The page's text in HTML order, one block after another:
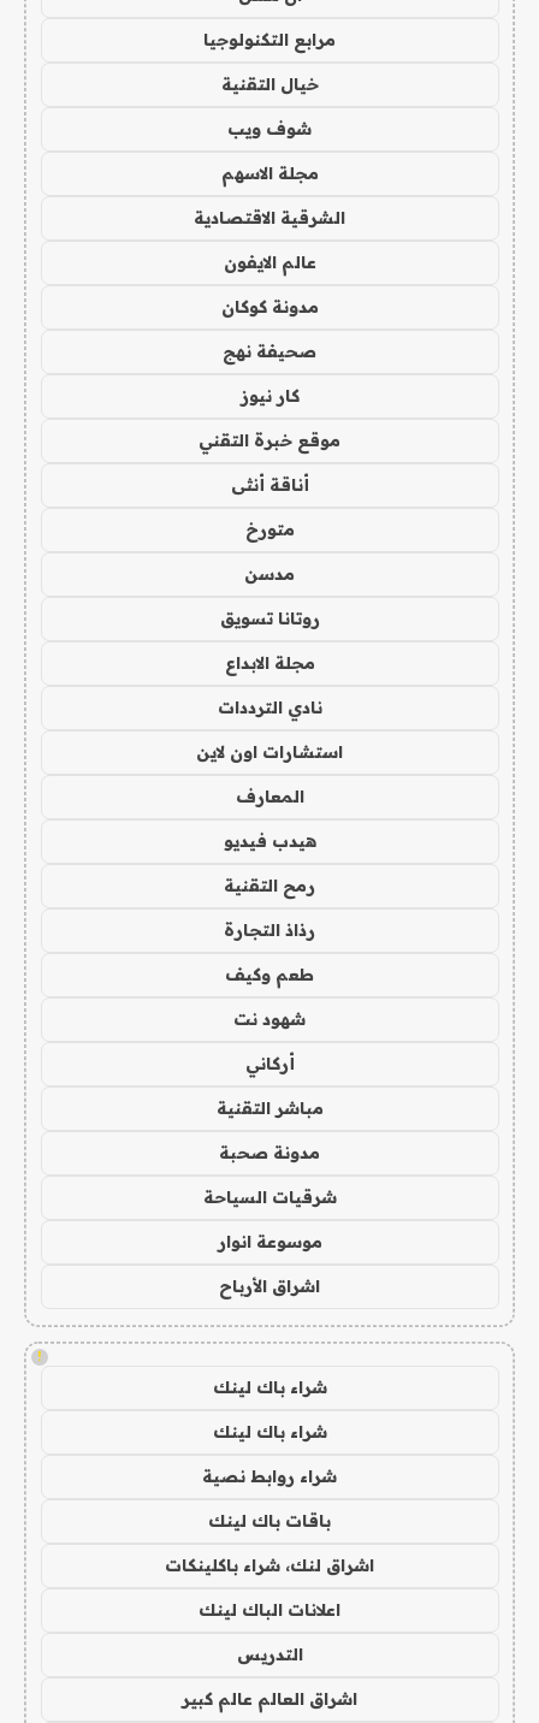
مرابع التكنولوجيا
خيال التقنية
شوف ويب
مجلة الاسهم
الشرقية الاقتصادية
عالم الايفون
مدونة كوكان
صحيفة نهج
كار نيوز
موقع خبرة التقني
أناقة أنثى
متورخ
مدسن
روتانا تسويق
مجلة الابداع
نادي الترددات
استشارات اون لاين
المعارف
هيدب فيديو
رمح التقنية
رذاذ التجارة
طعم وكيف
شهود نت
أركاني
مباشر التقنية
مدونة صحبة
شرقيات السياحة
موسوعة انوار
اشراق الأرباح
!
شراء باك لينك
شراء باك لينك
شراء روابط نصية
باقات باك لينك
اشراق لنك، شراء باكلينكات
اعلانات الباك لينك
التدريس
اشراق العالم عالم كبير